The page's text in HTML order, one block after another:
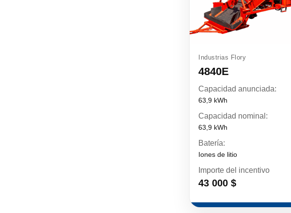
Industrias Flory
4840E
Capacidad anunciada:
63,9 kWh
Capacidad nominal:
63,9 kWh
Batería:
Iones de litio
Importe del incentivo
43 000 $